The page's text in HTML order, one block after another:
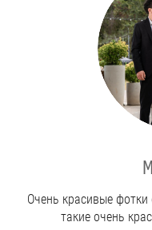
Очень красивые
такие очень